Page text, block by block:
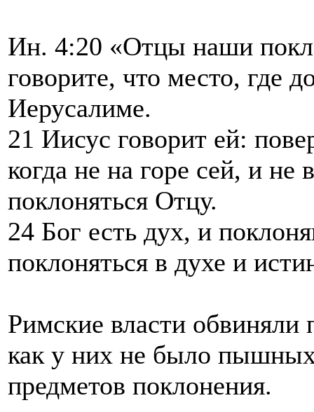
Ин. 4:20 «Отцы наши
говорите, что место, где
Иерусалиме.
21 Иисус говорит ей:
когда не на горе сей, и не
поклоняться Отцу.
24 Бог есть дух, и
поклоняться в духе и
Римские власти обвиняли
как у них не было
предметов поклонения.